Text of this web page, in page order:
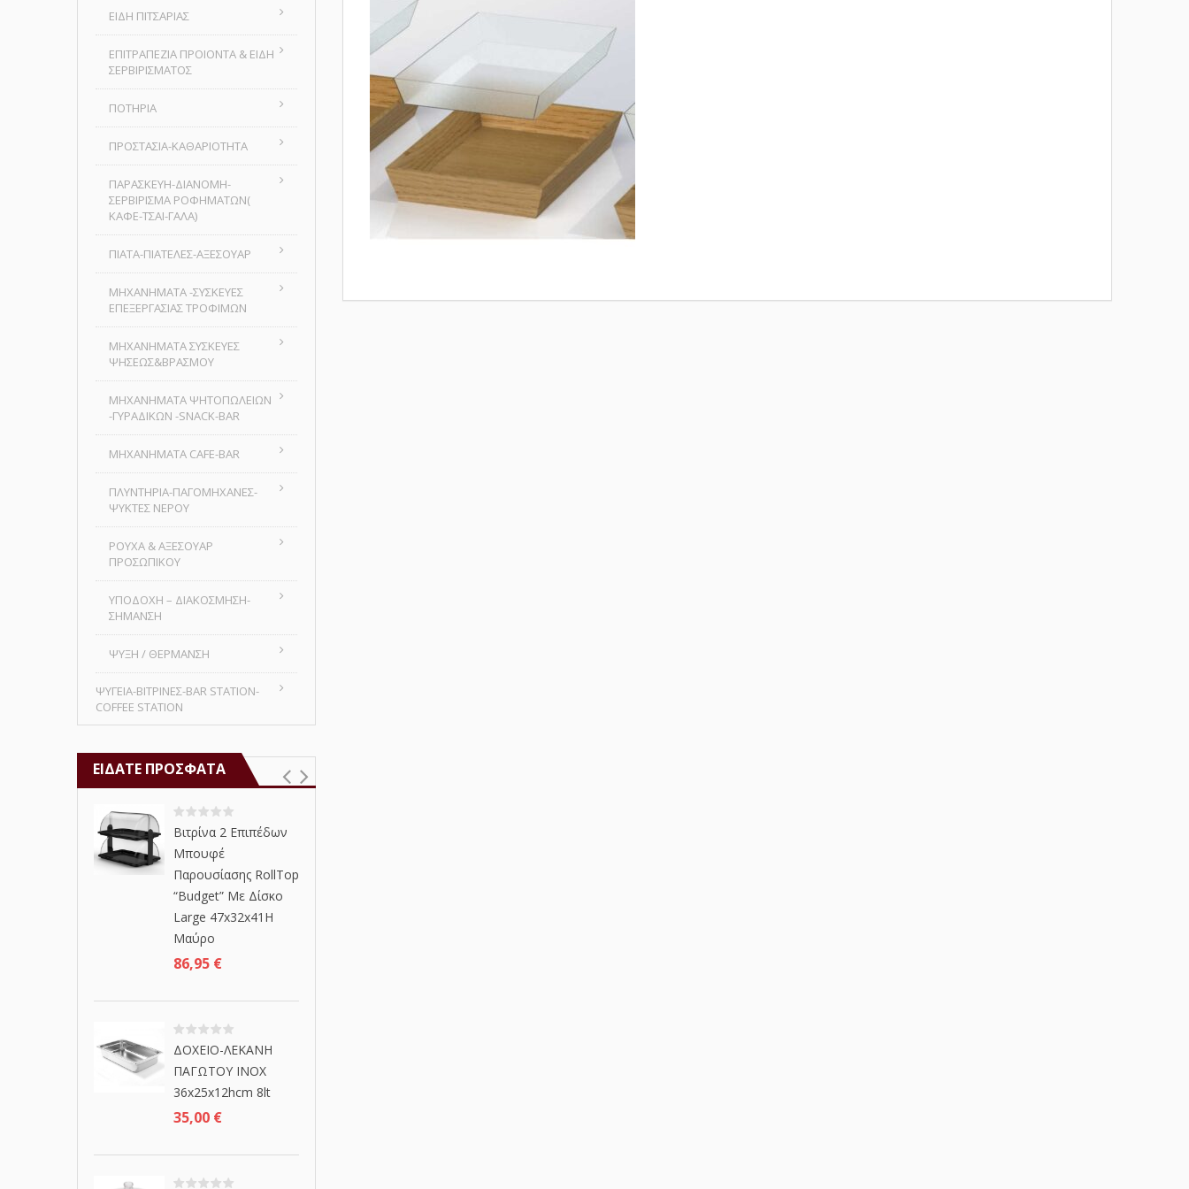
ΕΙΔΗ ΠΙΤΣΑΡΙΑΣ
ΕΠΙΤΡΑΠΕΖΙΑ ΠΡΟΙΟΝΤΑ & ΕΙΔΗ
ΣΕΡΒΙΡΙΣΜΑΤΟΣ
ΠΟΤΗΡΙΑ
ΠΡΟΣΤΑΣΙΑ-ΚΑΘΑΡΙΟΤΗΤΑ
ΠΑΡΑΣΚΕΥΗ-ΔΙΑΝΟΜΗ-
ΣΕΡΒΙΡΙΣΜΑ ΡΟΦΗΜΑΤΩΝ(
ΚΑΦΕ-ΤΣΑΙ-ΓΑΛΑ)
ΠΙΑΤΑ-ΠΙΑΤΕΛΕΣ-ΑΞΕΣΟΥΑΡ
ΜΗΧΑΝΗΜΑΤΑ -ΣΥΣΚΕΥΕΣ
ΕΠΕΞΕΡΓΑΣΙΑΣ ΤΡΟΦΙΜΩΝ
ΜΗΧΑΝΗΜΑΤΑ ΣΥΣΚΕΥΕΣ
ΨΗΣΕΩΣ&ΒΡΑΣΜΟΥ
MHXANHMATA ΨΗΤΟΠΩΛΕΙΩΝ
-ΓΥΡΑΔΙΚΩΝ -SNACK-BAR
ΜΗΧΑΝΗΜΑΤΑ CAFE-BAR
ΠΛΥΝΤΗΡΙΑ-ΠΑΓΟΜΗΧΑΝΕΣ-
ΨΥΚΤΕΣ ΝΕΡΟΥ
ΡΟΥΧΑ & ΑΞΕΣΟΥΑΡ
ΠΡΟΣΩΠΙΚΟΥ
ΥΠΟΔΟΧΗ – ΔΙΑΚΟΣΜΗΣΗ-
ΣΗΜΑΝΣΗ
ΨΥΞΗ / ΘΕΡΜΑΝΣΗ
ΨΥΓΕΙΑ-ΒΙΤΡΙΝΕΣ-BAR STATION-
COFFEE STATION
ΕΊΔΑΤΕ ΠΡΌΣΦΑΤΑ
Βιτρίνα 2 Επιπέδων
Μπουφέ
Παρουσίασης RollTop
“Budget” Με Δίσκο
Large 47x32x41H
Μαύρο
86,95 €
ΔΟΧΕΙΟ-ΛΕΚΑΝΗ
ΠΑΓΩΤΟΥ INOX
36x25x12hcm 8lt
35,00 €